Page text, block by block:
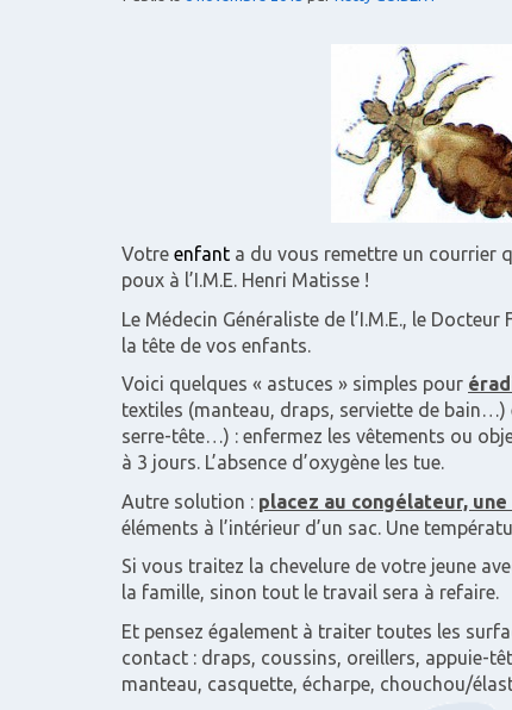
Votre enfant a du vous remettre un courrier
poux à l’I.M.E. Henri Matisse !
Le Médecin Généraliste de l’I.M.E., le
la tête de vos enfants.
Voici quelques « astuces » simples pour
textiles (manteau, draps, serviette de bain…)
serre-tête…) : enfermez les vêtements ou
à 3 jours. L’absence d’oxygène les tue.
Autre solution : placez au congélateur,
éléments à l’intérieur d’un sac. Une
Si vous traitez la chevelure de votre jeune
la famille, sinon tout le travail sera à refaire.
Et pensez également à traiter toutes les
contact : draps, coussins, oreillers, appuie-
manteau, casquette, écharpe, chouchou/